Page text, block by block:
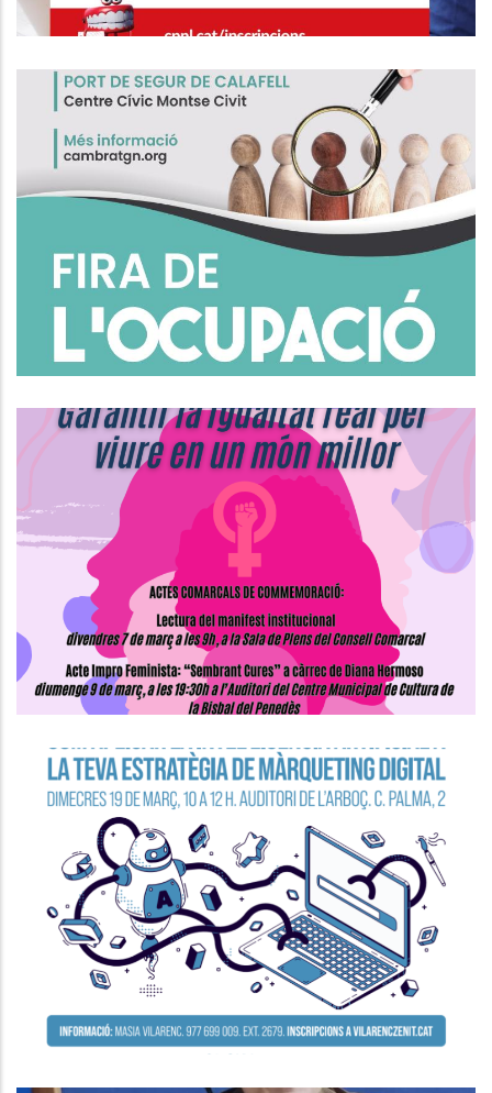
Fira De L'Ocupació De Calafell
Ocupació
Actes Comarcals De
Commemoració Del Dia
Internacional De Les Dones
S. socials
Seminari Per A La Millora De La
Competitivitat De L’empresa
P. econòmica